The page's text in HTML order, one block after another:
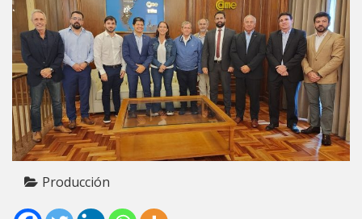
Producción